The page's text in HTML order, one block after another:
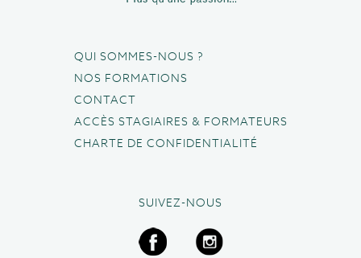
QUI SOMMES-NOUS ?
NOS FORMATIONS
CONTACT
ACCÈS STAGIAIRES & FORMATEURS
CHARTE DE CONFIDENTIALITÉ
SUIVEZ-NOUS